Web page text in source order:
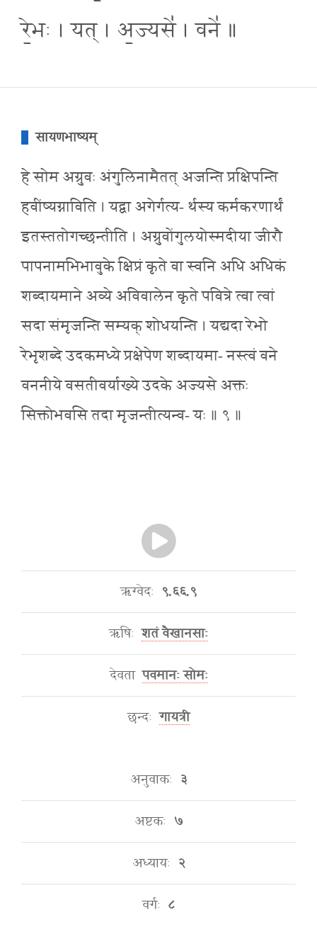
रे॒भः । यत् । अ॒ज्यसे॑ । वने॑ ॥
सायणभाष्यम्
हे सोम अग्रुवः अंगुलिनामैतत् अजन्ति प्रक्षिपन्ति
हवींष्यग्नाविति । यद्वा अगेर्गत्य- र्थस्य कर्मकरणार्थं
इतस्ततोगच्छन्तीति । अग्रुवोंगुलयोस्मदीया जीरौ
पापनामभिभावुके क्षिप्रं कृते वा स्वनि अधि अधिकं
शब्दायमाने अव्ये अविवालेन कृते पवित्रे त्वा त्वां
सदा संमृजन्ति सम्यक् शोधयन्ति । यद्यदा रेभो
रेभृशब्दे उदकमध्ये प्रक्षेपेण शब्दायमा- नस्त्वं वने
वननीये वसतीवर्याख्ये उदके अज्यसे अक्तः
सिक्तोभवसि तदा मृजन्तीत्यन्व- यः ॥ ९ ॥
ऋग्वेदः ९.६६.९
ऋषिः शतं वैखानसाः
देवता पवमानः सोमः
छन्दः गायत्री
अनुवाकः ३
अष्टकः ७
अध्यायः २
वर्गः ८